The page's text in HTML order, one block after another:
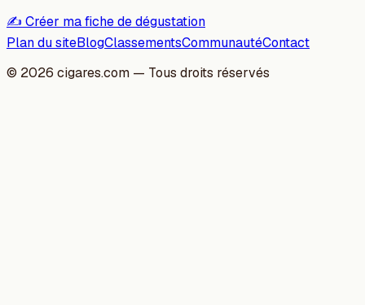
✍️ Créer ma fiche de dégustation
Plan du siteBlogClassementsCommunautéContact
© 2026 cigares.com — Tous droits réservés